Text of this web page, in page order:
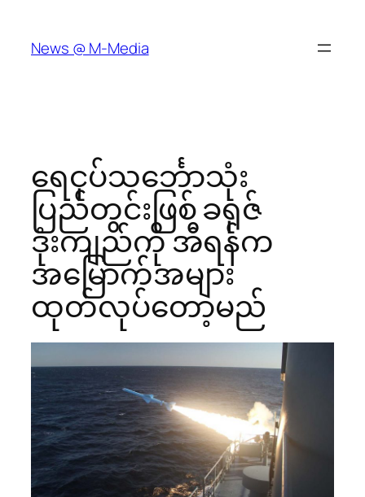
content
News @ M-Media
ရေငုပ်သင်္ဘောသုံး
ပြည်တွင်းဖြစ် ခရုဇ်
ဒုံးကျည်ကို အီရန်က
အမြောက်အများ
ထုတ်လုပ်တော့မည်